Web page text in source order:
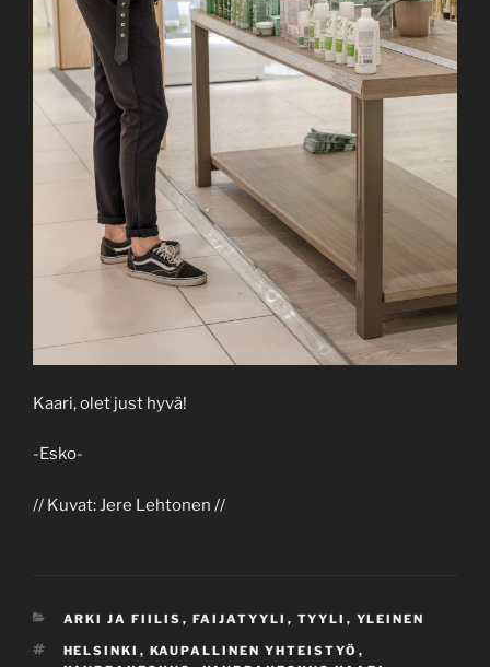
Kaari, olet just hyvä!
-Esko-
// Kuvat: Jere Lehtonen //
CATEGORIES
ARKI JA FIILIS , FAIJATYYLI , TYYLI , YLEINEN
TAGS
HELSINKI , KAUPALLINEN YHTEISTYÖ ,